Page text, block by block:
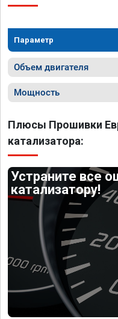
Параметр
Объем двигателя
Мощность
Плюсы Прошивки
катализатора:
Устраните все
катализатору!